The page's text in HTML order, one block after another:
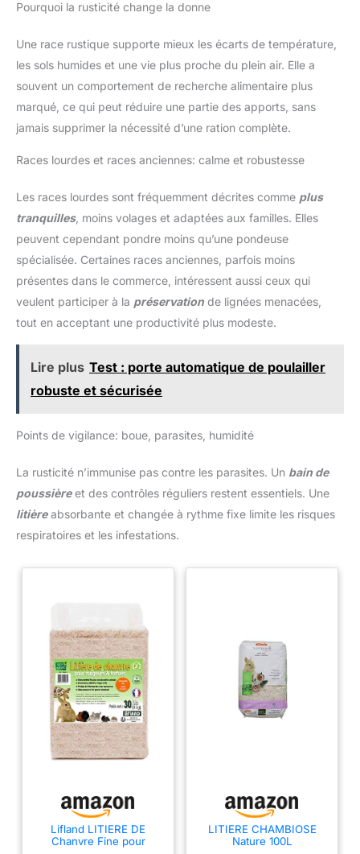
Pourquoi la rusticité change la donne
Une race rustique supporte mieux les écarts de température,
les sols humides et une vie plus proche du plein air. Elle a
souvent un comportement de recherche alimentaire plus
marqué, ce qui peut réduire une partie des apports, sans
jamais supprimer la nécessité d’une ration complète.
Races lourdes et races anciennes: calme et robustesse
Les races lourdes sont fréquemment décrites comme plus
tranquilles, moins volages et adaptées aux familles. Elles
peuvent cependant pondre moins qu’une pondeuse
spécialisée. Certaines races anciennes, parfois moins
présentes dans le commerce, intéressent aussi ceux qui
veulent participer à la préservation de lignées menacées,
tout en acceptant une productivité plus modeste.
Lire plus Test : porte automatique de poulailler
robuste et sécurisée
Points de vigilance: boue, parasites, humidité
La rusticité n’immunise pas contre les parasites. Un bain de
poussièreet des contrôles réguliers restent essentiels. Une
litièreabsorbante et changée à rythme fixe limite les risques
respiratoires et les infestations.
Lifland LITIERE DE
Chanvre Fine pour
LITIERE CHAMBIOSE
Nature 100L